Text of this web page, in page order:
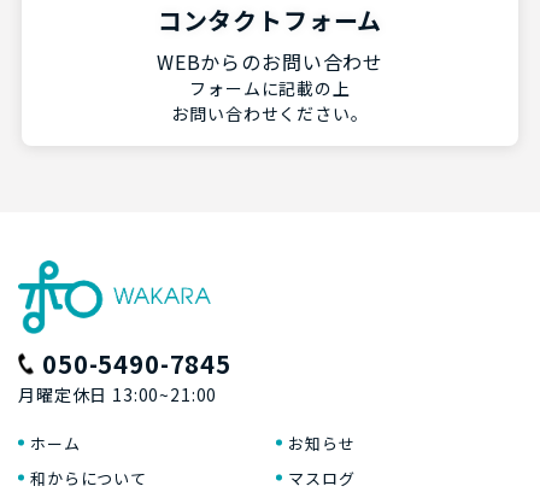
コンタクトフォーム
WEBからのお問い合わせ
フォームに記載の上
お問い合わせください。
050-5490-7845
月曜定休日 13:00~21:00
ホーム
和からについて
お知らせ
マスログ